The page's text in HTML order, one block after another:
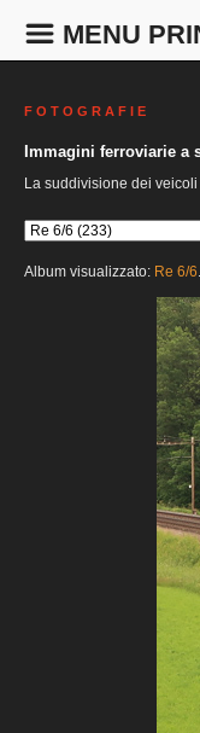
MENU
F O T O G R A F I E
Immagini ferroviarie a
La suddivisione dei
Album visualizzato: Re 6/6